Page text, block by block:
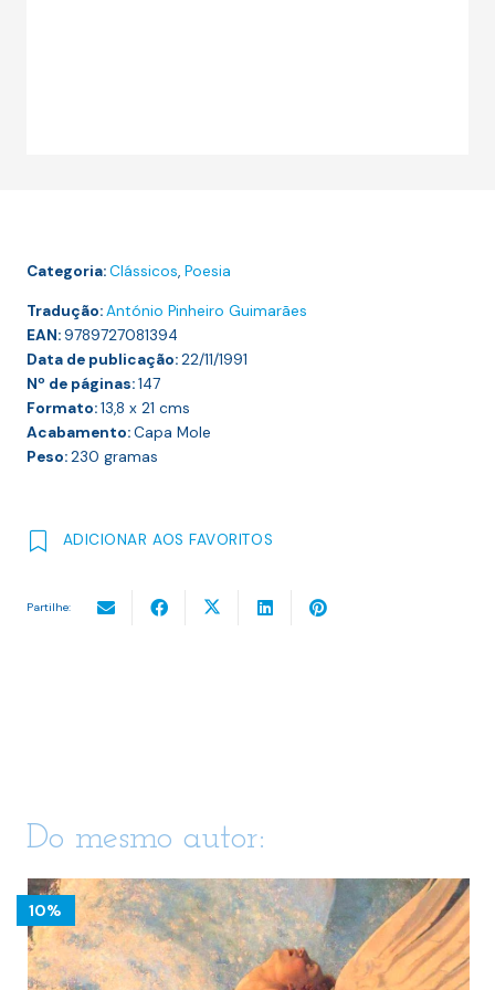
Categoria:Clássicos, Poesia
Tradução:António Pinheiro Guimarães
EAN:9789727081394
Data de publicação:22/11/1991
Nº de páginas:147
Formato:13,8 x 21 cms
Acabamento:Capa Mole
Peso:230 gramas
ADICIONAR AOS FAVORITOS
Partilhe:
Do mesmo autor:
10%